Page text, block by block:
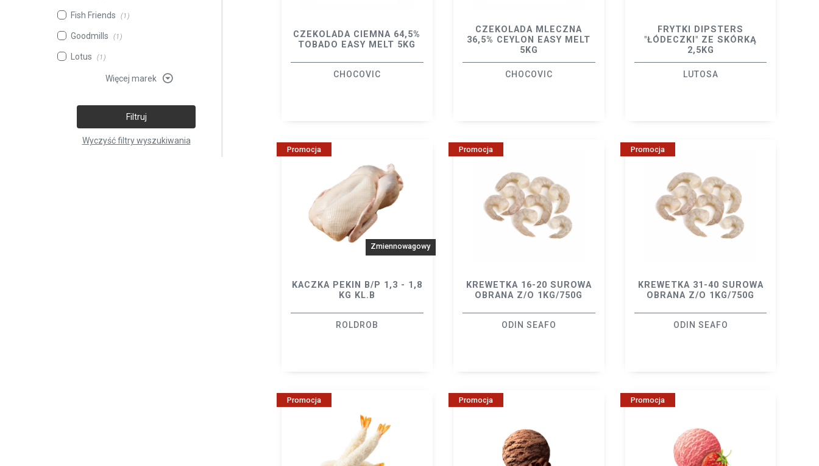
Fish Friends (1)
Goodmills (1)
Lotus (1)
Więcej marek
Filtruj
Wyczyść filtry wyszukiwania
CZEKOLADA CIEMNA 64,5%
TOBADO EASY MELT 5KG
CHOCOVIC
CZEKOLADA MLECZNA
36,5% CEYLON EASY MELT
5KG
CHOCOVIC
FRYTKI DIPSTERS
"ŁÓDECZKI" ZE SKÓRKĄ
2,5KG
LUTOSA
Promocja
Zmiennowagowy
KACZKA PEKIN B/P 1,3 - 1,8
KG KL.B
ROLDROB
Promocja
KREWETKA 16-20 SUROWA
OBRANA Z/O 1KG/750G
ODIN SEAFO
Promocja
KREWETKA 31-40 SUROWA
OBRANA Z/O 1KG/750G
ODIN SEAFO
Promocja Promocja Promocja